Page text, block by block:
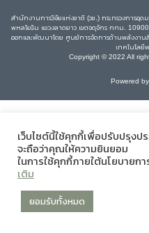
สำนักงานการวิจัยแห่งชาติ (วช.) กระทรวงการอุ
พหลโยธิน แขวงลาดยาว เขตจตุจักร กทม.
ออกและพัฒนาโดย ศูนย์การจัดการด้านพลังงาน
เทคโนโลยี
Copyright © 2022 All
Powered by
เว็บไซต์นี้ใช้คุกกี้เพื่อปรับปรุงป
จะถือว่าคุณให้ความยินยอม
ในการใช้คุกกี้ภายใต้นโยบายกา
เติม
ยอมรับทั้งหมด